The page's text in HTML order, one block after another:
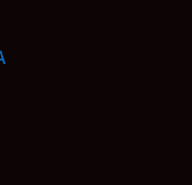
г. Самара